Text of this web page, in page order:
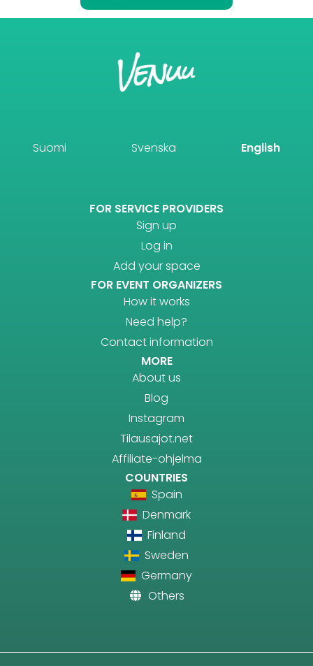
Suomi Svenska English
FOR SERVICE PROVIDERS
Sign up
Log in
Add your space
FOR EVENT ORGANIZERS
How it works
Need help?
Contact information
MORE
About us
Blog
Instagram
Tilausajot.net
Affiliate-ohjelma
COUNTRIES
Spain
Denmark
Finland
Sweden
Germany
Others